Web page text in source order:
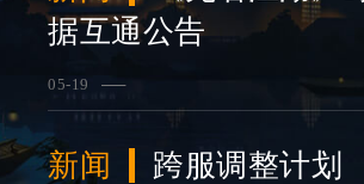
据互通公告
05-19
查看详情
新闻 跨服调整计划